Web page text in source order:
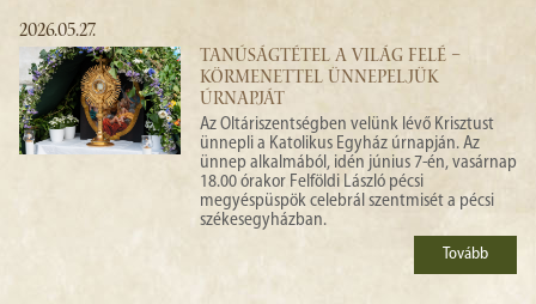
2026.05.27.
TANÚSÁGTÉTEL A VILÁG FELÉ –
KÖRMENETTEL ÜNNEPELJÜK
ÚRNAPJÁT
Az Oltáriszentségben velünk lévő Krisztust
ünnepli a Katolikus Egyház úrnapján. Az
ünnep alkalmából, idén június 7-én, vasárnap
18.00 órakor Felföldi László pécsi
megyéspüspök celebrál szentmisét a pécsi
székesegyházban.
Tovább